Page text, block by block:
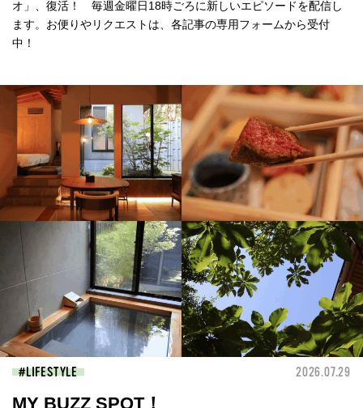
オ」、復活！ 毎週金曜日18時ごろに新しいエピソードを配信し
ます。お便りやリクエストは、各記事の専用フォームから受付
中！
LIFESTYLE 2026.07.29
MY BUZZ SPOT！